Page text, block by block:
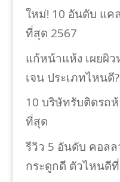
ใหม่! 10 อันดับ แค
ที่สุด 2567
แก้หน้าแห้ง เผยผิ
เจน ประเภทไหนดี?
10 บริษัทรับติดรถ
ที่สุด
รีวิว 5 อันดับ คอล
กระดูกดี ตัวไหนดี